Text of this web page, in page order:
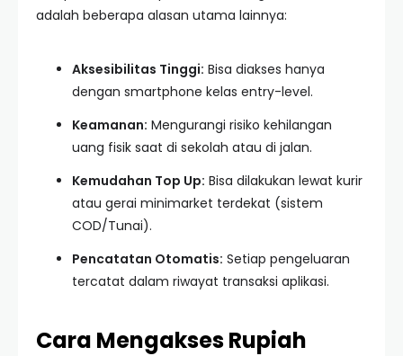
adalah beberapa alasan utama lainnya:
Aksesibilitas Tinggi: Bisa diakses hanya
dengan smartphone kelas entry-level.
Keamanan: Mengurangi risiko kehilangan
uang fisik saat di sekolah atau di jalan.
Kemudahan Top Up: Bisa dilakukan lewat kurir
atau gerai minimarket terdekat (sistem
COD/Tunai).
Pencatatan Otomatis: Setiap pengeluaran
tercatat dalam riwayat transaksi aplikasi.
Cara Mengakses Rupiah